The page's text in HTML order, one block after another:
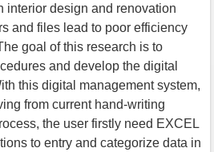
interior design and renovation
and files lead to poor efficiency
goal of this research is to
and develop the digital
this digital management system,
from current hand-writing
the user firstly need EXCEL
to entry and categorize data in